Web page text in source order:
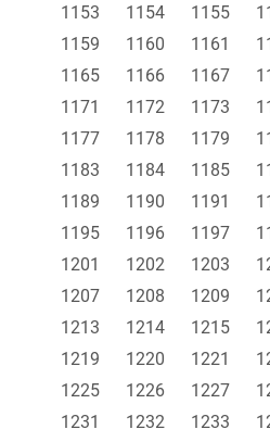
1153 1154 1155
1159
1160 1161
1165
1166 1167
1171
1172 1173
1177
1178 1179
1183
1184 1185
1189
1190 1191
1195
1196 1197
1201
1202 1203
1207
1208 1209
1213
1214 1215
1219
1220 1221
1225
1226 1227
1231
1232 1233